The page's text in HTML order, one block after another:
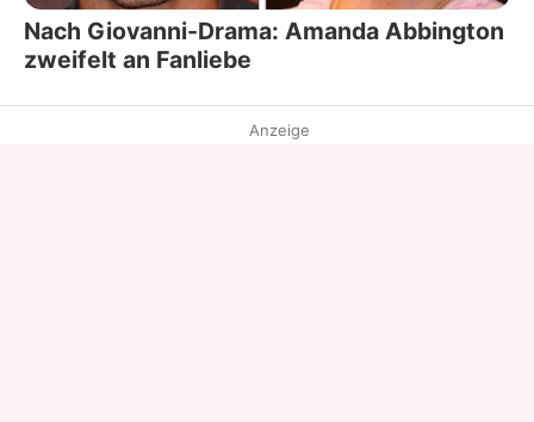
Nach Giovanni-Drama: Amanda Abbington
zweifelt an Fanliebe
Anzeige